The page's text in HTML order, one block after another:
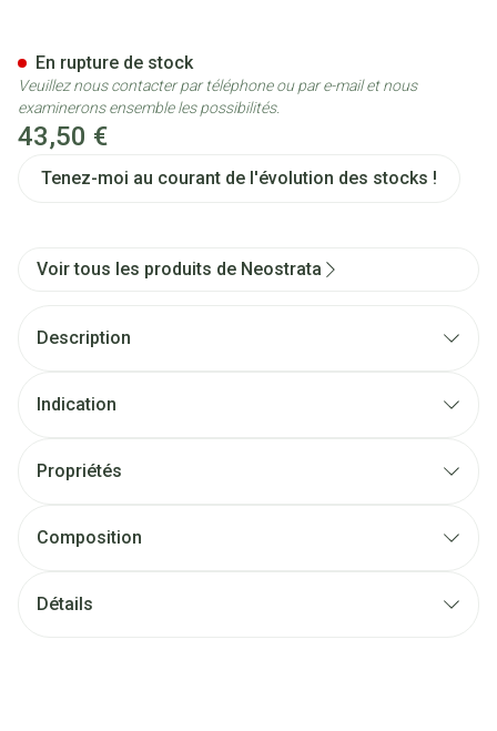
43,50 €
Tenez-moi au courant de l'évolution des stocks !
En rupture de stock
Veuillez nous contacter par téléphone ou par e-mail et nous
examinerons ensemble les possibilités.
Voir tous les produits de Neostrata
Description
Indication
Propriétés
Composition
Détails